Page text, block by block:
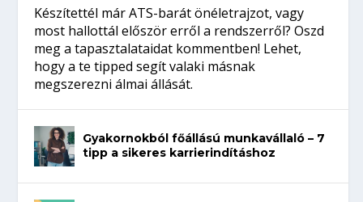
Készítettél már ATS-barát önéletrajzot, vagy
most hallottál először erről a rendszerről? Oszd
meg a tapasztalataidat kommentben! Lehet,
hogy a te tipped segít valaki másnak
megszerezni álmai állását.
Gyakornokból főállású munkavállaló – 7
tipp a sikeres karrierindításhoz